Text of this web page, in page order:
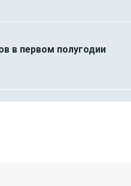
в первом полугодии